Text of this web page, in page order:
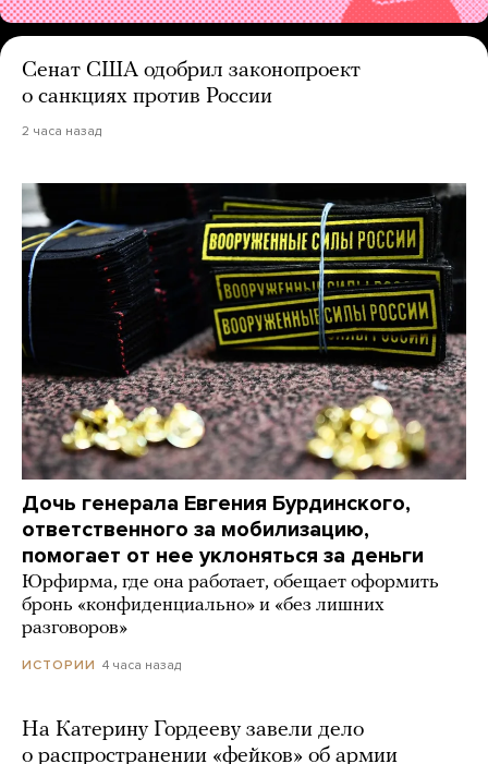
Сенат США одобрил законопроект
о санкциях против России
2 часа назад
Дочь генерала Евгения Бурдинского,
ответственного за мобилизацию,
помогает от нее уклоняться за деньги
Юрфирма, где она работает, обещает оформить
бронь «конфиденциально» и «без лишних
разговоров»
ИСТОРИИ 4 часа назад
На Катерину Гордееву завели дело
о распространении «фейков» об армии